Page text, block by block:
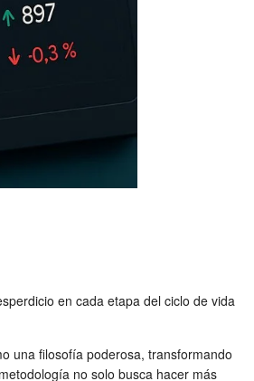
en cada etapa del ciclo de vida
una filosofía poderosa, transformando
no solo busca hacer más